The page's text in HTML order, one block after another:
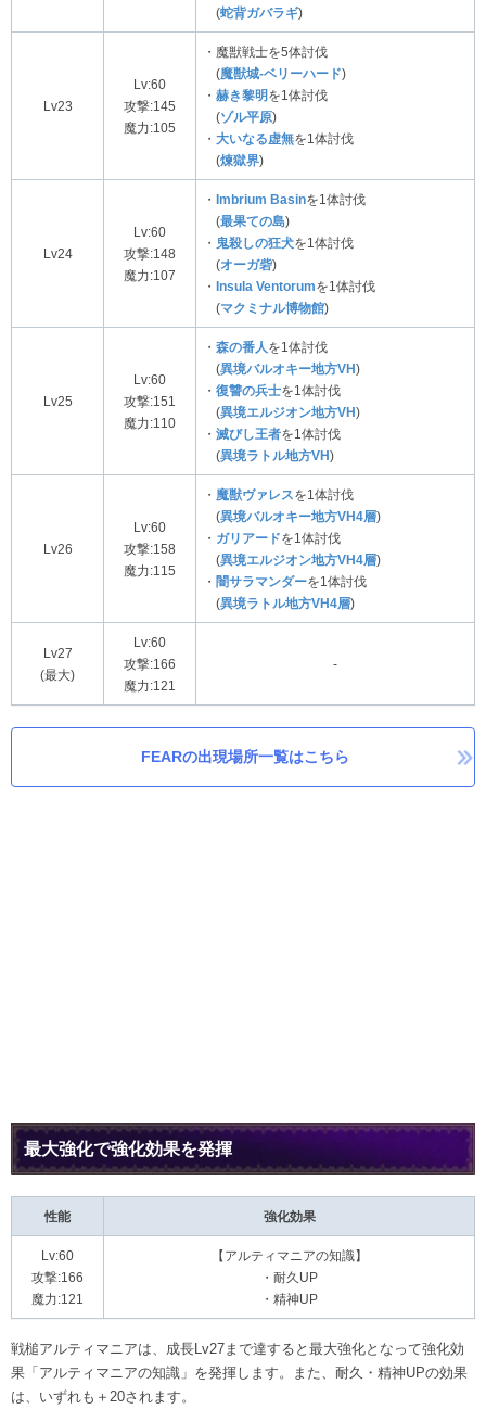
(蛇背ガバラギ)
Lv23
Lv:60
攻撃:145
魔力:105
・魔獣戦士を5体討伐
(魔獣城-ベリーハード)
・ 赫き黎明 を1体討伐
(ゾル平原)
・ 大いなる虚無を1体討伐
(煉獄界)
Lv24
Lv:60
攻撃:148
魔力:107
・ Imbrium Basinを1体討伐
(最果ての島)
・ 鬼殺しの狂犬を1体討伐
(オーガ砦)
・
Insula Ventorumを1体討伐
(マクミナル博物館)
Lv25
Lv:60
攻撃:151
魔力:110
・ 森の番人 を1体討伐
(異境バルオキー地方VH )
・ 復讐の兵士を1体討伐
(異境エルジオン地方VH )
・ 滅びし王者を1体討伐
(異境ラトル地方VH )
Lv26
Lv:60
攻撃:158
魔力:115
・ 魔獣ヴァレスを1体討伐
(異境バルオキー地方VH4層)
・ ガリアードを1体討伐
(異境エルジオン地方VH4層)
・ 闇サラマンダーを1体討伐
(異境ラトル地方VH4層)
Lv27
(最大)
Lv:60
攻撃:166
魔力:121
-
FEARの出現場所一覧はこちら
最大強化で強化効果を発揮
性能 強化効果
Lv:60
攻撃:166
魔力:121
【アルティマニアの知識】
・耐久UP
・精神UP
戦槌アルティマニアは、成長Lv27まで達すると最大強化となって強化効
果「アルティマニアの知識」を発揮します。また、耐久・精神UPの効果
は、いずれも＋20されます。